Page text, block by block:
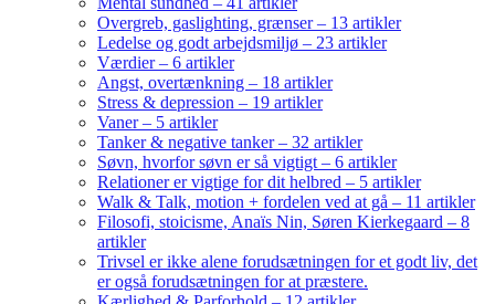
Overgreb, gaslighting, grænser – 13 artikler
Ledelse og godt arbejdsmiljø – 23 artikler
Værdier – 6 artikler
Angst, overtænkning – 18 artikler
Stress & depression – 19 artikler
Vaner – 5 artikler
Tanker & negative tanker – 32 artikler
Søvn, hvorfor søvn er så vigtigt – 6 artikler
Relationer er vigtige for dit helbred – 5 artikler
Walk & Talk, motion + fordelen ved at gå – 11 artikler
Filosofi, stoicisme, Anaïs Nin, Søren Kierkegaard – 8
artikler
Trivsel er ikke alene forudsætningen for et godt liv, det
er også forudsætningen for at præstere.